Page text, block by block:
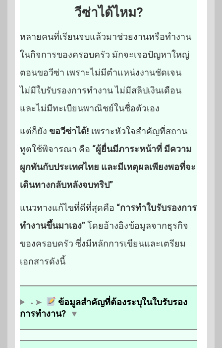
วีซ่าได้ไหม?
หลายคนที่เรียนจบแล้วมาช่วยงานหรือทำงาน
ในกิจการของครอบครัว มักจะเจอปัญหาใหญ่
ตอนขอวีซ่า เพราะไม่มีตำแหน่งงานชัดเจน
ไม่มีใบรับรองการทำงาน ไม่มีสลิปเงินเดือน
และไม่มีทะเบียนพาณิชย์ในชื่อตัวเอง
แต่ก็ยัง ขอวีซ่าได้! เพราะหัวใจสำคัญที่สถาน
ทูตใช้พิจารณา คือ “ผู้ยื่นมีภาระหน้าที่ มีความ
ผูกพันกับประเทศไทย และมีเหตุผลเพียงพอที่จะ
เดินทางกลับหลังจบทริป”
แนวทางแก้ไขที่ดีที่สุดคือ “การทำใบรับรองการ
ทำงานขึ้นมาเอง”โดยอ้างอิงข้อมูลจากธุรกิจ
ของครอบครัว ซึ่งมีหลักการเขียนและเตรียม
เอกสารดังนี้
⬩➤
ข้อมูลสำคัญที่ต้องระบุในใบรับรอง
การทำงาน? ▼